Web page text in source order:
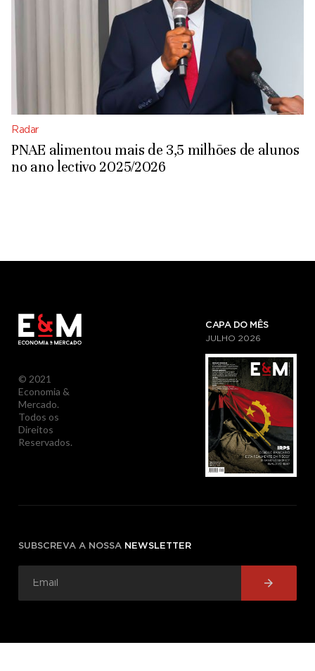
Radar
PNAE alimentou mais de 3,5 milhões de alunos
no ano lectivo 2025/2026
© 2021
Economia &
Mercado.
Todos os
Direitos
Reservados.
CAPA DO MÊS
JULHO 2026
SUBSCREVA A NOSSA NEWSLETTER